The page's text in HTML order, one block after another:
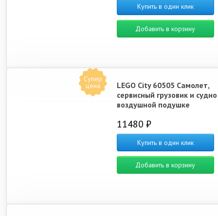
Купить в один клик
Добавить в корзину
Супер
цена
LEGO City 60505 Самолет,
сервисный грузовик и
воздушной подушке
11480 ₽
Купить в один клик
Добавить в корзину